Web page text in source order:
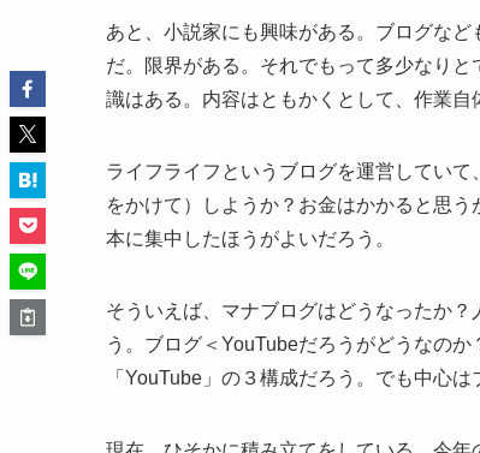
あと、小説家にも興味がある。ブログな
だ。限界がある。それでもって多少なり
識はある。内容はともかくとして、作業自
ライフライフというブログを運営してい
をかけて）しようか？お金はかかると思
本に集中したほうがよいだろう。
そういえば、マナブログはどうなったか
う。ブログ＜YouTubeだろうがどうなの
「YouTube」の３構成だろう。でも中心は